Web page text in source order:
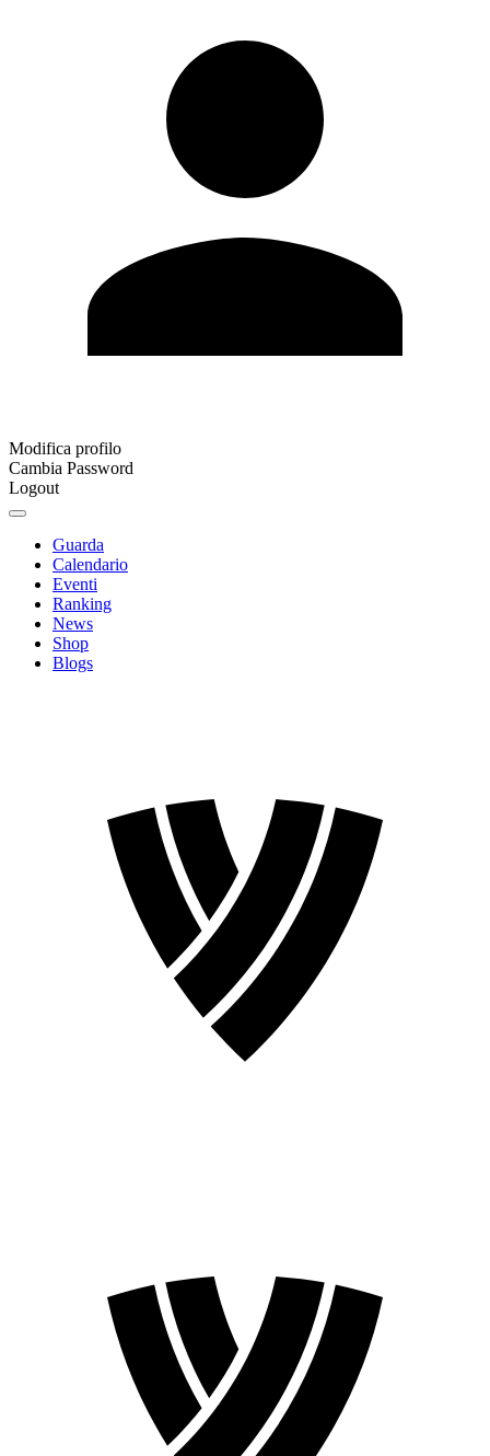
Modifica profilo
Cambia Password
Logout
Guarda
Calendario
Eventi
Ranking
News
Shop
Blogs